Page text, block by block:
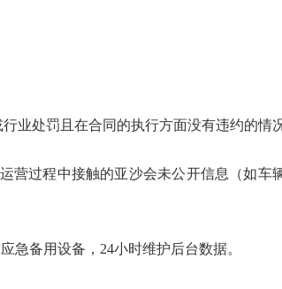
业处罚且在合同的执行方面没有违约的情
营过程中接触的亚沙会未公开信息（如车
急备用设备，24小时维护后台数据。